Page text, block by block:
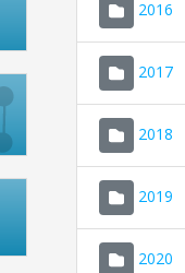
2016
2017
2018
2019
2020